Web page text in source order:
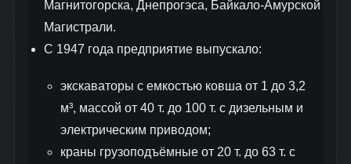
Магнитогорска, Днепрогэса, Байкало-Амурской
Магистрали.
С 1947 года предприятие выпускало:
экскаваторы с емкостью ковша от 1 до 3,2
м³, массой от 40 т. до 100 т. с дизельным и
электрическим приводом;
краны грузоподъёмные от 20 т. до 63 т. с